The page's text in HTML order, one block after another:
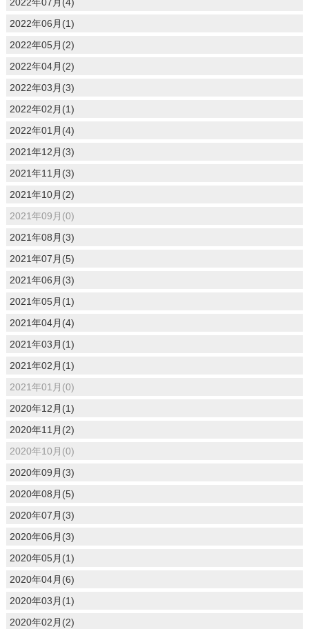
2022年07月(4)
2022年06月(1)
2022年05月(2)
2022年04月(2)
2022年03月(3)
2022年02月(1)
2022年01月(4)
2021年12月(3)
2021年11月(3)
2021年10月(2)
2021年09月(0)
2021年08月(3)
2021年07月(5)
2021年06月(3)
2021年05月(1)
2021年04月(4)
2021年03月(1)
2021年02月(1)
2021年01月(0)
2020年12月(1)
2020年11月(2)
2020年10月(0)
2020年09月(3)
2020年08月(5)
2020年07月(3)
2020年06月(3)
2020年05月(1)
2020年04月(6)
2020年03月(1)
2020年02月(2)